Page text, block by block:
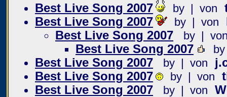
Best Live Song 2007 by | von
Best Live Song 2007
by | von
Best Live Song 2007
by |
Best Live Song 2007
Best Live Song 2007 by | von
Best Live Song 2007
by | von
Best Live Song 2007
by | von